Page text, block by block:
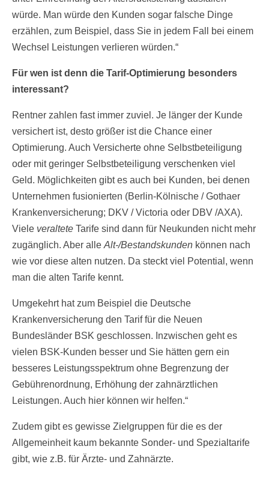
würde. Man würde den Kunden sogar falsche Dinge
erzählen, zum Beispiel, dass Sie in jedem Fall bei einem
Wechsel Leistungen verlieren würden.“
Für wen ist denn die Tarif-Optimierung besonders
interessant?
Rentner zahlen fast immer zuviel. Je länger der Kunde
versichert ist, desto größer ist die Chance einer
Optimierung. Auch Versicherte ohne Selbstbeteiligung
oder mit geringer Selbstbeteiligung verschenken viel
Geld. Möglichkeiten gibt es auch bei Kunden, bei denen
Unternehmen fusionierten (Berlin-Kölnische / Gothaer
Krankenversicherung; DKV / Victoria oder DBV /AXA).
Viele veraltete Tarife sind dann für Neukunden nicht mehr
zugänglich. Aber alleAlt-/Bestandskunden können nach
wie vor diese alten nutzen. Da steckt viel Potential, wenn
man die alten Tarife kennt.
Umgekehrt hat zum Beispiel die Deutsche
Krankenversicherung den Tarif für die Neuen
Bundesländer BSK geschlossen. Inzwischen geht es
vielen BSK-Kunden besser und Sie hätten gern ein
besseres Leistungsspektrum ohne Begrenzung der
Gebührenordnung, Erhöhung der zahnärztlichen
Leistungen. Auch hier können wir helfen.“
Zudem gibt es gewisse Zielgruppen für die es der
Allgemeinheit kaum bekannte Sonder- und Spezialtarife
gibt, wie z.B. für Ärzte- und Zahnärzte.